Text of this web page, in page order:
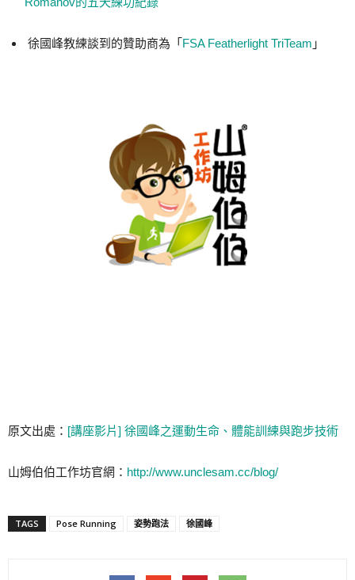
徐國峰教練談到的贊助商為「 FSA Featherlight TriTeam 」
原文出處： [講座影片] 徐國峰之運動生命、體能訓練與跑步技術
山姆伯伯工作坊官網： http://www.unclesam.cc/blog/
TAGS Pose Running 姿勢跑法 徐國峰